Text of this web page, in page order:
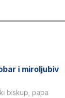
i miroljubiv
biskup, papa